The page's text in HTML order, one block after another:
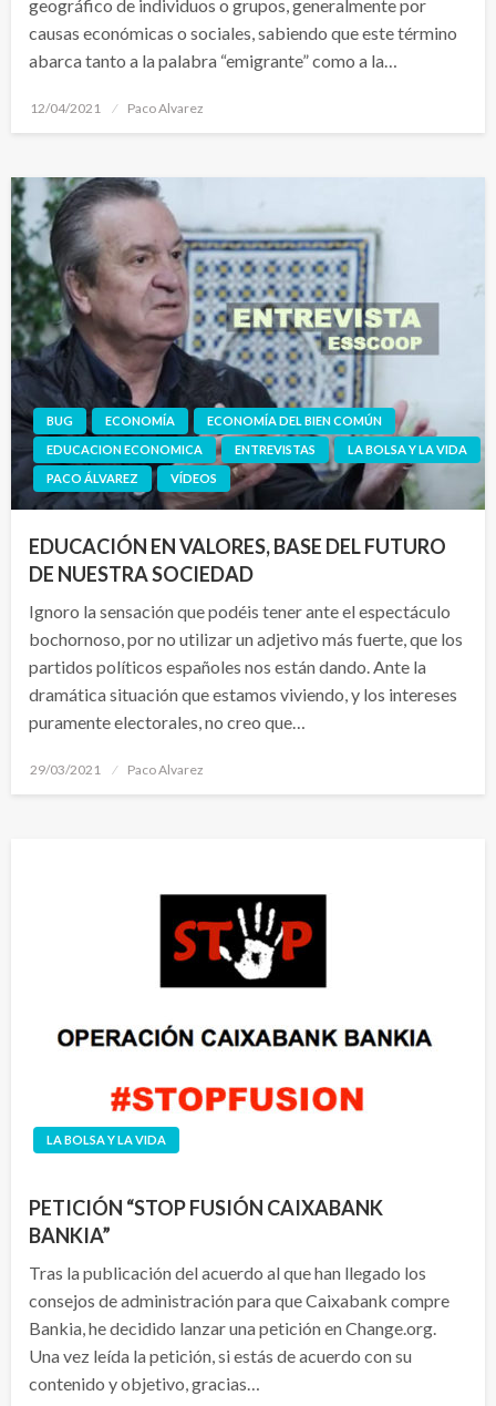
geográfico de individuos o grupos, generalmente por
causas económicas o sociales, sabiendo que este término
abarca tanto a la palabra “emigrante” como a la…
Publicado
12/04/2021 Paco Alvarez
BUG ECONOMÍA
ECONOMÍA DEL BIEN COMÚN
EDUCACION ECONOMICA
ENTREVISTAS
LA BOLSA Y LA VIDA
PACO ÁLVAREZ
VÍDEOS
EDUCACIÓN EN VALORES, BASE DEL FUTURO
DE NUESTRA SOCIEDAD
Ignoro la sensación que podéis tener ante el espectáculo
bochornoso, por no utilizar un adjetivo más fuerte, que los
partidos políticos españoles nos están dando. Ante la
dramática situación que estamos viviendo, y los intereses
puramente electorales, no creo que…
Publicado
29/03/2021 Paco Alvarez
LA BOLSA Y LA VIDA
PETICIÓN “STOP FUSIÓN CAIXABANK
BANKIA”
Tras la publicación del acuerdo al que han llegado los
consejos de administración para que Caixabank compre
Bankia, he decidido lanzar una petición en Change.org.
Una vez leída la petición, si estás de acuerdo con su
contenido y objetivo, gracias…